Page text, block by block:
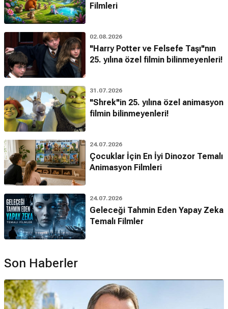
Filmleri
02.08.2026
"Harry Potter ve Felsefe Taşı"nın
25. yılına özel filmin bilinmeyenleri!
31.07.2026
"Shrek"in 25. yılına özel animasyon
filmin bilinmeyenleri!
24.07.2026
Çocuklar İçin En İyi Dinozor Temalı
Animasyon Filmleri
24.07.2026
Geleceği Tahmin Eden Yapay Zeka
Temalı Filmler
Son Haberler